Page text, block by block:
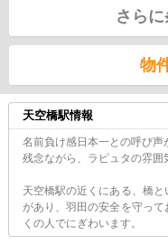
さら
物
天空橋駅情報
名前負け感日本一との呼び声
残念ながら、ラピュタの雰囲
天空橋駅の近くにある、橋
があり、羽田の安全を守っ
くの人でにぎわいます。